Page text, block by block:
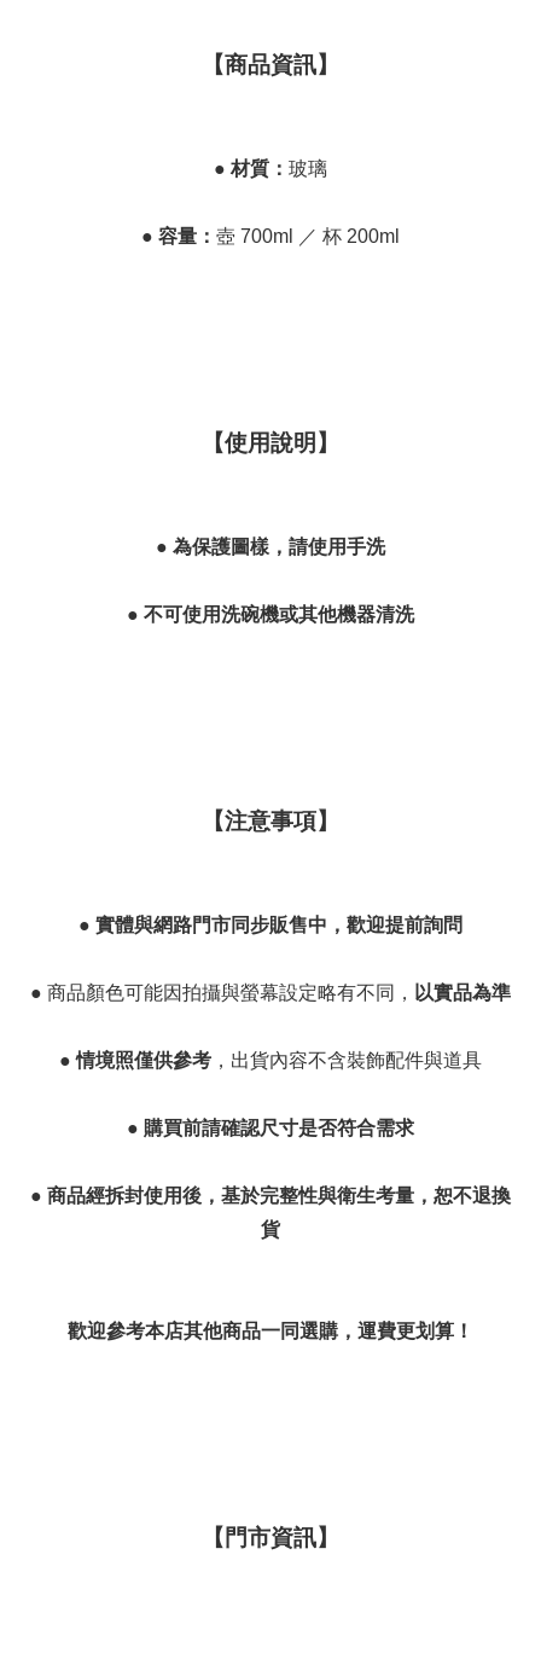
【商品資訊】
● 材質： 玻璃
● 容量： 壺 700ml ／ 杯 200ml
【使用說明】
● 為保護圖樣，請使用手洗
● 不可使用洗碗機或其他機器清洗
【注意事項】
● 實體與網路門市同步販售中，歡迎提前詢問
● 商品顏色可能因拍攝與螢幕設定略有不同， 以實品為準
●情境照僅供參考 ，出貨內容不含裝飾配件與道具
● 購買前請確認尺寸是否符合需求
● 商品經拆封使用後，基於完整性與衛生考量，恕不退換
貨
歡迎參考本店其他商品一同選購，運費更划算！
【門市資訊】